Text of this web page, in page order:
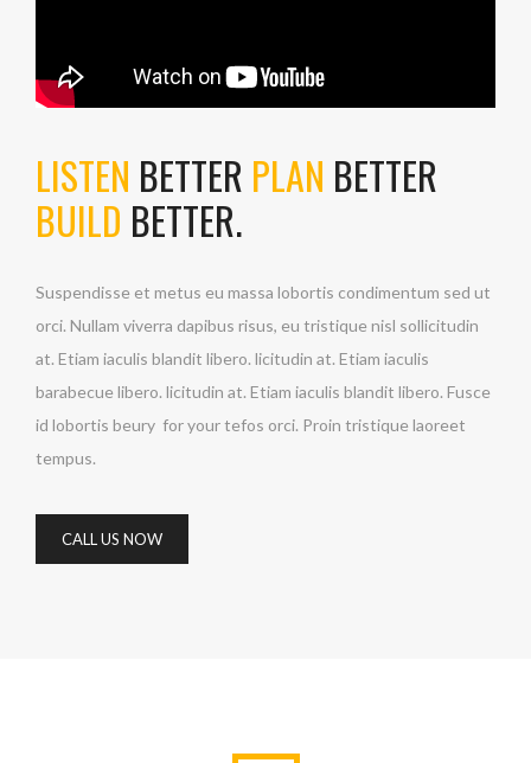
LISTEN BETTER PLAN BETTER
BUILD BETTER.
Suspendisse et metus eu massa lobortis condimentum sed ut
orci. Nullam viverra dapibus risus, eu tristique nisl sollicitudin
at. Etiam iaculis blandit libero. licitudin at. Etiam iaculis
barabecue libero. licitudin at. Etiam iaculis blandit libero. Fusce
id lobortis beury for your tefos orci. Proin tristique laoreet
tempus.
CALL US NOW